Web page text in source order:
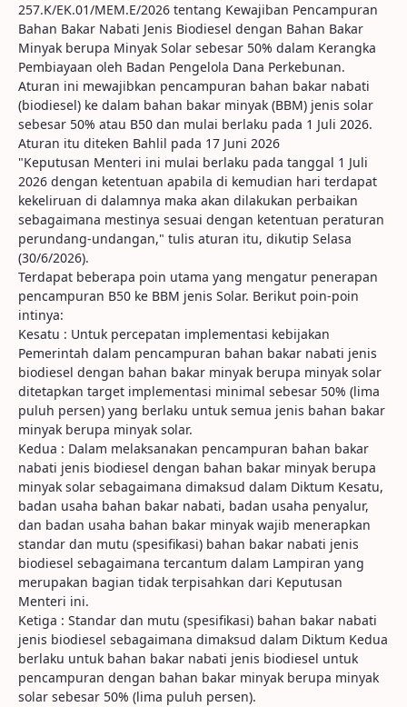
257.K/EK.01/MEM.E/2026 tentang Kewajiban Pencampuran
Bahan Bakar Nabati Jenis Biodiesel dengan Bahan Bakar
Minyak berupa Minyak Solar sebesar 50% dalam Kerangka
Pembiayaan oleh Badan Pengelola Dana Perkebunan.
Aturan ini mewajibkan pencampuran bahan bakar nabati
(biodiesel) ke dalam bahan bakar minyak (BBM) jenis solar
sebesar 50% atau B50 dan mulai berlaku pada 1 Juli 2026.
Aturan itu diteken Bahlil pada 17 Juni 2026
"Keputusan Menteri ini mulai berlaku pada tanggal 1 Juli
2026 dengan ketentuan apabila di kemudian hari terdapat
kekeliruan di dalamnya maka akan dilakukan perbaikan
sebagaimana mestinya sesuai dengan ketentuan peraturan
perundang-undangan," tulis aturan itu, dikutip Selasa
(30/6/2026).
Terdapat beberapa poin utama yang mengatur penerapan
pencampuran B50 ke BBM jenis Solar. Berikut poin-poin
intinya:
Kesatu : Untuk percepatan implementasi kebijakan
Pemerintah dalam pencampuran bahan bakar nabati jenis
biodiesel dengan bahan bakar minyak berupa minyak solar
ditetapkan target implementasi minimal sebesar 50% (lima
puluh persen) yang berlaku untuk semua jenis bahan bakar
minyak berupa minyak solar.
Kedua : Dalam melaksanakan pencampuran bahan bakar
nabati jenis biodiesel dengan bahan bakar minyak berupa
minyak solar sebagaimana dimaksud dalam Diktum Kesatu,
badan usaha bahan bakar nabati, badan usaha penyalur,
dan badan usaha bahan bakar minyak wajib menerapkan
standar dan mutu (spesifikasi) bahan bakar nabati jenis
biodiesel sebagaimana tercantum dalam Lampiran yang
merupakan bagian tidak terpisahkan dari Keputusan
Menteri ini.
Ketiga : Standar dan mutu (spesifikasi) bahan bakar nabati
jenis biodiesel sebagaimana dimaksud dalam Diktum Kedua
berlaku untuk bahan bakar nabati jenis biodiesel untuk
pencampuran dengan bahan bakar minyak berupa minyak
solar sebesar 50% (lima puluh persen).